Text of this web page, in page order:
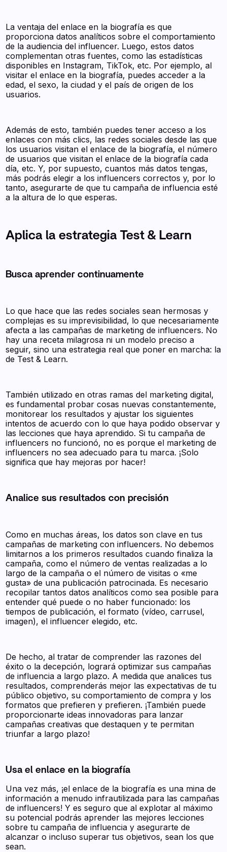
La ventaja del enlace en la biografía es que
proporciona datos analíticos sobre el comportamiento
de la audiencia del influencer. Luego, estos datos
complementan otras fuentes, como las estadísticas
disponibles en Instagram, TikTok, etc. Por ejemplo, al
visitar el enlace en la biografía, puedes acceder a la
edad, el sexo, la ciudad y el país de origen de los
usuarios.
Además de esto, también puedes tener acceso a los
enlaces con más clics, las redes sociales desde las que
los usuarios visitan el enlace de la biografía, el número
de usuarios que visitan el enlace de la biografía cada
día, etc. Y, por supuesto, cuantos más datos tengas,
más podrás elegir a los influencers correctos y, por lo
tanto, asegurarte de que tu campaña de influencia esté
a la altura de lo que esperas.
Aplica la estrategia Test & Learn
Busca aprender continuamente
Lo que hace que las redes sociales sean hermosas y
complejas es su imprevisibilidad, lo que necesariamente
afecta a las campañas de marketing de influencers. No
hay una receta milagrosa ni un modelo preciso a
seguir, sino una estrategia real que poner en marcha: la
de Test & Learn.
También utilizado en otras ramas del marketing digital,
es fundamental probar cosas nuevas constantemente,
monitorear los resultados y ajustar los siguientes
intentos de acuerdo con lo que haya podido observar y
las lecciones que haya aprendido. Si tu campaña de
influencers no funcionó, no es porque el marketing de
influencers no sea adecuado para tu marca. ¡Solo
significa que hay mejoras por hacer!
Analice sus resultados con precisión
Como en muchas áreas, los datos son clave en tus
campañas de marketing con influencers. No debemos
limitarnos a los primeros resultados cuando finaliza la
campaña, como el número de ventas realizadas a lo
largo de la campaña o el número de visitas o «me
gusta» de una publicación patrocinada. Es necesario
recopilar tantos datos analíticos como sea posible para
entender qué puede o no haber funcionado: los
tiempos de publicación, el formato (vídeo, carrusel,
imagen), el influencer elegido, etc.
De hecho, al tratar de comprender las razones del
éxito o la decepción, logrará optimizar sus campañas
de influencia a largo plazo. A medida que analices tus
resultados, comprenderás mejor las expectativas de tu
público objetivo, su comportamiento de compra y los
formatos que prefieren y prefieren. ¡También puede
proporcionarte ideas innovadoras para lanzar
campañas creativas que destaquen y te permitan
triunfar a largo plazo!
Usa el enlace en la biografía
Una vez más, ¡el enlace de la biografía es una mina de
información a menudo infrautilizada para las campañas
de influencers! Y es seguro que al explotar al máximo
su potencial podrás aprender las mejores lecciones
sobre tu campaña de influencia y asegurarte de
alcanzar o incluso superar tus objetivos, sean los que
sean.